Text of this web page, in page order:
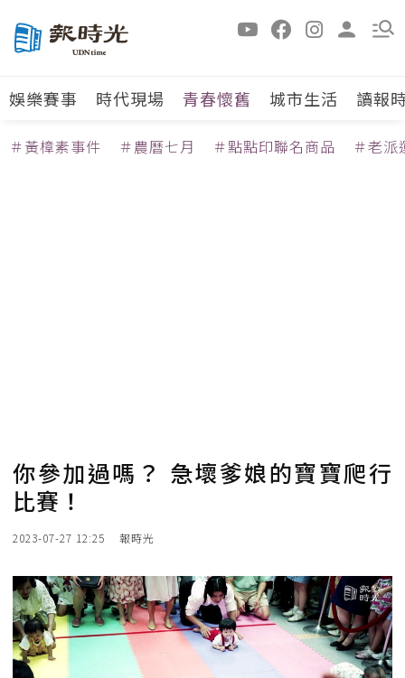
娛樂賽事 時代現場 青春懷舊 城市生活 讀報
＃黃樟素事件 ＃農曆七月 ＃點點印聯名商品 ＃老派
你參加過嗎？ 急壞爹娘的寶寶爬行
比賽！
2023-07-27 12:25 報時光